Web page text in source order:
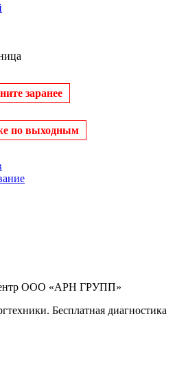
заранее
по выходным
ООО «АРН ГРУПП»
Бесплатная диагностика